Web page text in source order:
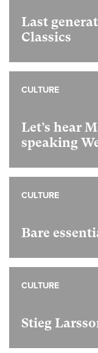
Last
Classics
Let’s hear
speaking
CULTURE
Bare
CULTURE
Stieg
CULTURE